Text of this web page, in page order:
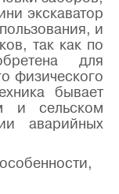
экскаватор
и
так как по
для
физического
бывает
и сельском
аварийных